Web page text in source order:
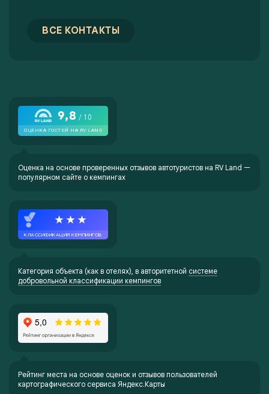
ВСЕ КОНТАКТЫ
Оценка на основе проверенных отзывов автотуристов на RV Land —
популярном сайте о кемпингах
Категория объекта (как в отелях), в авторитетной системе
добровольной классификации кемпингов
Рейтинг места на основе оценок и отзывов пользователей
картографического сервиса Яндекс.Карты